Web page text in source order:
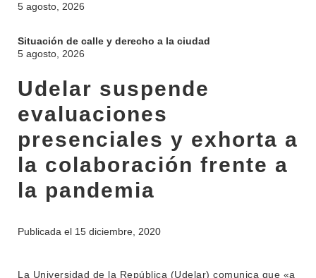
5 agosto, 2026
Situación de calle y derecho a la ciudad
5 agosto, 2026
Udelar suspende
evaluaciones
presenciales y exhorta a
la colaboración frente a
la pandemia
Publicada el 15 diciembre, 2020
La Universidad de la República (Udelar) comunica que «a